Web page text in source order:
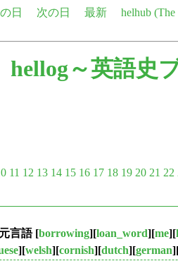
日 次の日 最新
helhub
hellog～英語史
11 12 13 14 15 16 17 18 19 20 21 22
言語[borrowing][loan_word][me][
][welsh][cornish][dutch][german